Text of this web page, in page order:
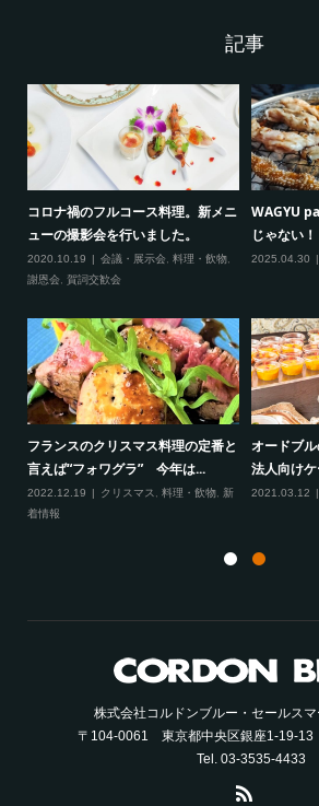
記事
コロナ禍のフルコース料理。新メニ
ューの撮影会を行いました。
2020.10.19 会議・展示会, 料理・飲物,
謝恩会, 賀詞交歓会
WAGYU
じゃない
2025.04.30
フランスのクリスマス料理の定番と
言えば“フォワグラ” 今年は...
2022.12.19 クリスマス 料理・飲物,
新
着情報
オードブ
法人向け
2021.03.12
株式会社コルドンブルー・セールス
〒104-0061 東京都中央区銀座1-19-
Tel. 03-3535-4433